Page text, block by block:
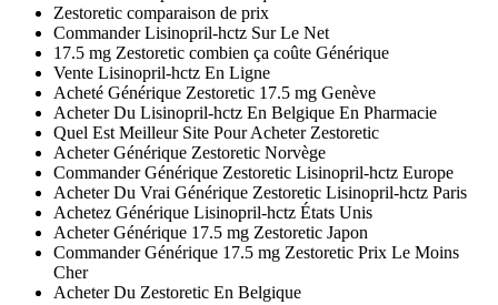
Zestoretic comparaison de prix
Commander Lisinopril-hctz Sur Le Net
17.5 mg Zestoretic combien ça coûte Générique
Vente Lisinopril-hctz En Ligne
Acheté Générique Zestoretic 17.5 mg Genève
Acheter Du Lisinopril-hctz En Belgique En Pharmacie
Quel Est Meilleur Site Pour Acheter Zestoretic
Acheter Générique Zestoretic Norvège
Commander Générique Zestoretic Lisinopril-hctz Europe
Acheter Du Vrai Générique Zestoretic Lisinopril-hctz Paris
Achetez Générique Lisinopril-hctz États Unis
Acheter Générique 17.5 mg Zestoretic Japon
Commander Générique 17.5 mg Zestoretic Prix Le Moins
Cher
Acheter Du Zestoretic En Belgique